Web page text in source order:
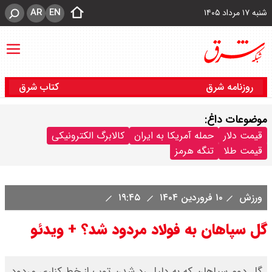
شنبه ۱۷ مرداد ۱۴۰۵ EN
AR
روزنامه شرق کتاب شرق
موضوعات داغ:
قیمت دلار حمله آمریکا به ایران
کالابرگ الکترونیکی
قیمت طلا
تنگه هرمز
ورزش ۱۰ فروردین ۱۴۰۴
گل سپاهان به فولاد مردود شد؟ + ویدئو